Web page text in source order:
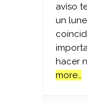
aviso
un
hacer
more…